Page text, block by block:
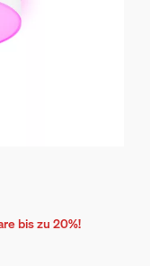
bis zu 20%!